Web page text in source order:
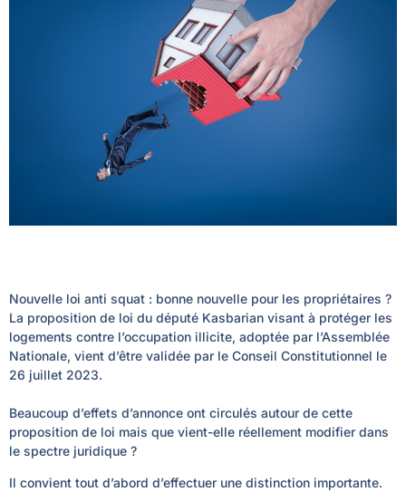
Nouvelle loi anti squat : bonne nouvelle pour les propriétaires ?
La proposition de loi du député Kasbarian visant à protéger les
logements contre l’occupation illicite, adoptée par l’Assemblée
Nationale, vient d’être validée par le Conseil Constitutionnel le
26 juillet 2023.
Beaucoup d’effets d’annonce ont circulés autour de cette
proposition de loi mais que vient-elle réellement modifier dans
le spectre juridique ?
Il convient tout d’abord d’effectuer une distinction importante.